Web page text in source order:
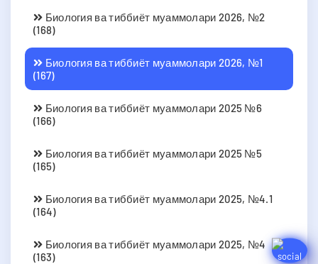
Биология ва тиббиёт муаммолари 2026, №2
(168)
Биология ва тиббиёт муаммолари 2026, №1
(167)
Биология ва тиббиёт муаммолари 2025 №6
(166)
Биология ва тиббиёт муаммолари 2025 №5
(165)
Биология ва тиббиёт муаммолари 2025, №4.1
(164)
Биология ва тиббиёт муаммолари 2025, №4
(163)